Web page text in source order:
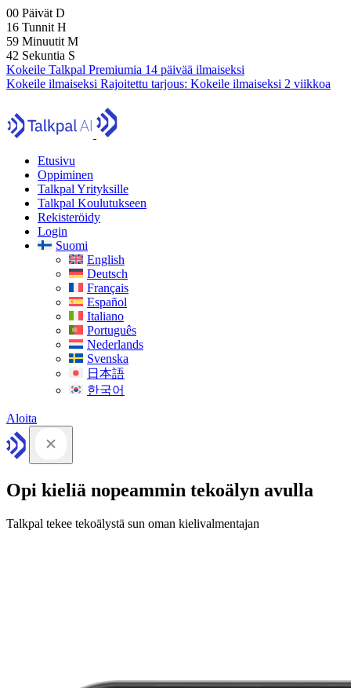
00 Päivät D
16 Tunnit H
59 Minuutit M
40 Sekuntia S
Kokeile Talkpal Premiumia 14 päivää ilmaiseksi
Kokeile ilmaiseksi Rajoitettu tarjous: Kokeile ilmaiseksi 2 viikkoa
Etusivu
Oppiminen
Talkpal Yrityksille
Talkpal Koulutukseen
Rekisteröidy
Login
Suomi
English
Deutsch
Français
Español
Italiano
Português
Nederlands
Svenska
日本語
한국어
Aloita
Opi kieliä nopeammin tekoälyn avulla
Talkpal tekee tekoälystä sun oman kielivalmentajan